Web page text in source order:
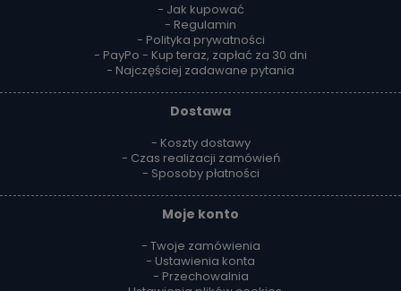
- Jak kupować
- Regulamin
- Polityka prywatności
- PayPo - Kup teraz, zapłać za 30 dni
- Najczęściej zadawane pytania
Dostawa
- Koszty dostawy
- Czas realizacji zamówień
- Sposoby płatności
Moje konto
- Twoje zamówienia
- Ustawienia konta
- Przechowalnia